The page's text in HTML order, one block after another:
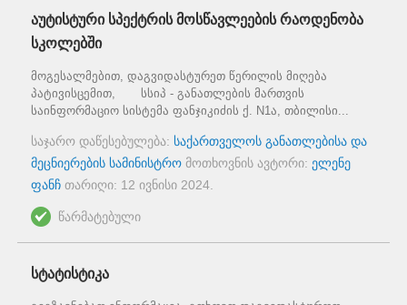
აუტისტური სპექტრის მოსწავლეების რაოდენობა
სკოლებში
მოგესალმებით, დაგვიდასტურეთ წერილის მიღება
პატივისცემით, სსიპ - განათლების მართვის
საინფორმაციო სისტემა ფანჯიკიძის ქ. N1ა, თბილისი...
საჯარო დაწესებულება: საქართველოს განათლებისა და
მეცნიერების სამინისტრო მოთხოვნის ავტორი: ელენე
ფანჩ თარიღი: 12 ივნისი 2024
წარმატებული
სტატისტიკა